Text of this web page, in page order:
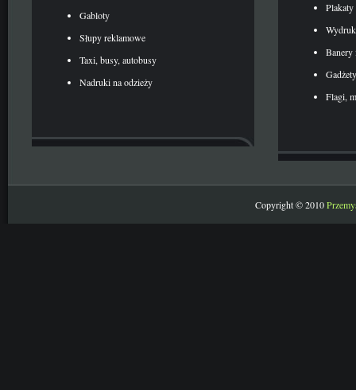
Gabloty
Słupy reklamowe
Taxi, busy, autobusy
Nadruki na odzieży
Plakaty
Flagi,
Copyright © 2010